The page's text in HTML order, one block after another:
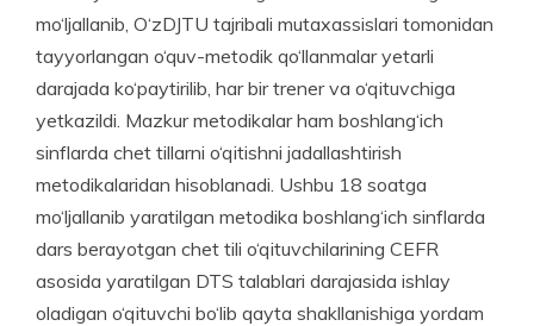
mo‘ljal­lanib, O‘zDJTU tajribali muta­xas­sislari tomonidan
tayyorlangan o‘quv-metodik qo‘llanmalar yetarli
darajada ko‘paytirilib, har bir trener va o‘qituvchiga
yetkazildi. Mazkur metodikalar ham boshlan­g‘ich
sinflarda chet tillarni o‘qitishni jadallashtirish
metodikalaridan hisobla­nadi. Ushbu 18 soatga
mo‘ljallanib yaratilgan metodika boshlang‘ich sinflarda
dars berayotgan chet tili o‘qituvchilarining CEFR
asosida yaratilgan DTS talablari darajasida ishlay
oladigan o‘qituvchi bo‘lib qayta shakllanishiga yordam